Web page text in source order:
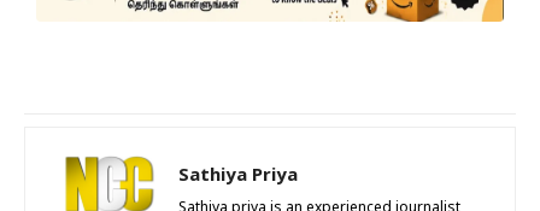
Sathiya Priya